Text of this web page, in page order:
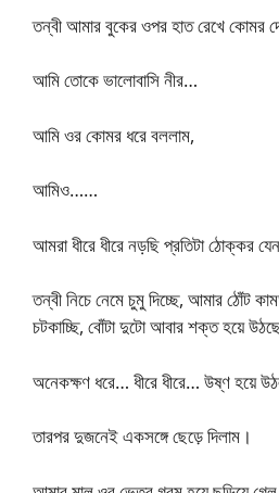
তন্বী আমার বুকের ওপর হাত রেখে কোমর
আমি তোকে ভালোবাসি নীর…
আমি ওর কোমর ধরে বললাম,
আমিও……
আমরা ধীরে ধীরে নড়ছি প্রতিটা ঠোক্কর
তন্বী নিচে নেমে চুমু দিচ্ছে, আমার ঠোঁট
চটকাচ্ছি, বোঁটা দুটো আবার শক্ত হয়ে
অনেকক্ষণ ধরে… ধীরে ধীরে… উষ্ণ হয়ে
তারপর দুজনেই একসঙ্গে ছেড়ে দিলাম।